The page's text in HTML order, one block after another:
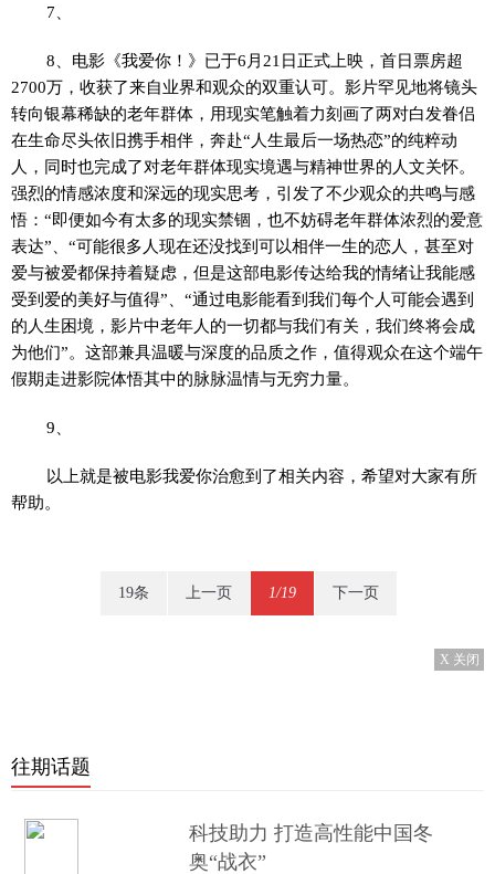
7、
8、电影《我爱你！》已于6月21日正式上映，首日票房超
2700万，收获了来自业界和观众的双重认可。影片罕见地将镜头
转向银幕稀缺的老年群体，用现实笔触着力刻画了两对白发眷侣
在生命尽头依旧携手相伴，奔赴“人生最后一场热恋”的纯粹动
人，同时也完成了对老年群体现实境遇与精神世界的人文关怀。
强烈的情感浓度和深远的现实思考，引发了不少观众的共鸣与感
悟：“即便如今有太多的现实禁锢，也不妨碍老年群体浓烈的爱意
表达”、“可能很多人现在还没找到可以相伴一生的恋人，甚至对
爱与被爱都保持着疑虑，但是这部电影传达给我的情绪让我能感
受到爱的美好与值得”、“通过电影能看到我们每个人可能会遇到
的人生困境，影片中老年人的一切都与我们有关，我们终将会成
为他们”。这部兼具温暖与深度的品质之作，值得观众在这个端午
假期走进影院体悟其中的脉脉温情与无穷力量。
9、
以上就是被电影我爱你治愈到了相关内容，希望对大家有所
帮助。
19条 上一页 1/19 下一页
X 关闭
往期话题
科技助力 打造高性能中国冬
奥“战衣”